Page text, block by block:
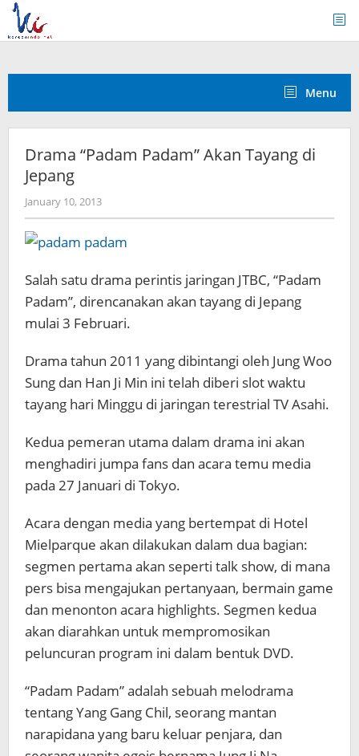
Skip
content
Menu
Drama “Padam Padam” Akan Tayang di
Jepang
January 10, 2013by
Koreanindo
Salah satu drama perintis jaringan JTBC, “Padam
Padam”, direncanakan akan tayang di Jepang
mulai 3 Februari.
Drama tahun 2011 yang dibintangi oleh Jung Woo
Sung dan Han Ji Min ini telah diberi slot waktu
tayang hari Minggu di jaringan terestrial TV Asahi.
Kedua pemeran utama dalam drama ini akan
menghadiri jumpa fans dan acara temu media
pada 27 Januari di Tokyo.
Acara dengan media yang bertempat di Hotel
Mielparque akan dilakukan dalam dua bagian:
segmen pertama akan seperti talk show, di mana
pers bisa mengajukan pertanyaan, bermain game
dan menonton acara highlights. Segmen kedua
akan diarahkan untuk mempromosikan
peluncuran program ini dalam bentuk DVD.
“Padam Padam” adalah sebuah melodrama
tentang Yang Gang Chil, seorang mantan
narapidana yang baru keluar penjara, dan